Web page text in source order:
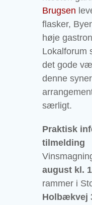
Brugsen
flasker,
høje
Lokalforum
det gode
denne
særligt.
Praktisk
tilmelding
august kl.
rammer i
Holbækvej